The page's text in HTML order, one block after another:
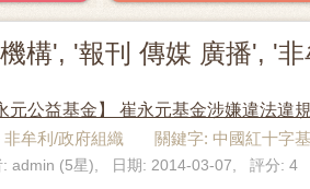
構', '報刊 傳媒 廣播', '
元公益基金】 崔永元基金涉嫌違法違
非牟利/政府組織 關鍵字: 中國紅十字基
: admin (5星), 日期: 2014-03-07, 評分: 4